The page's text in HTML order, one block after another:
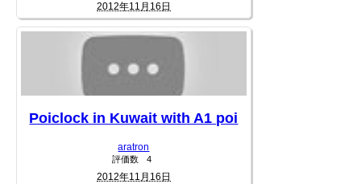
2012年11月16日
Poiclock in Kuwait with A1 poi
aratron
評価数 4
2012年11月16日